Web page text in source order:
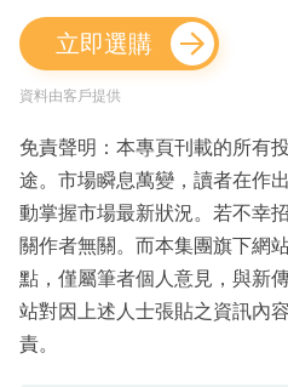
立即選購
資料由客戶提供
免責聲明：本專頁刊載的所有
途。市場瞬息萬變，讀者在作
動掌握市場最新狀況。若不幸
關作者無關。而本集團旗下網
點，僅屬筆者個人意見，與新
站對因上述人士張貼之資訊內
責。